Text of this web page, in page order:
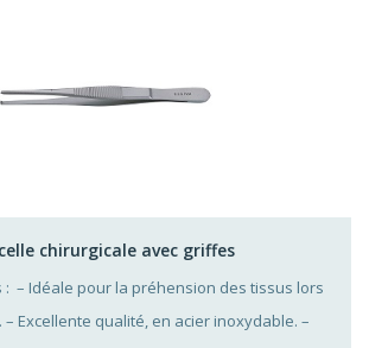
chirurgicale avec griffes
: – Idéale pour la préhension des tissus lors
– Excellente qualité, en acier inoxydable. –